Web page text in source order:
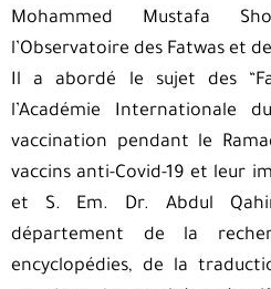
Mohammed Mustafa
l’Observatoire des Fatwas et
Il a abordé le sujet des
l’Académie Internationale
vaccination pendant le
vaccins anti-Covid-19 et leur
et S. Em. Dr. Abdul
département de la
encyclopédies, de la